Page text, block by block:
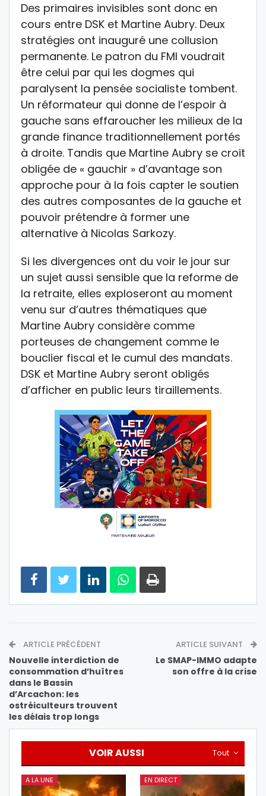
Des primaires invisibles sont donc en
cours entre DSK et Martine Aubry. Deux
stratégies ont inauguré une collusion
permanente. Le patron du FMI voudrait
être celui par qui les dogmes qui
paralysent la pensée socialiste tombent.
Un réformateur qui donne de l’espoir à
gauche sans effaroucher les milieux de la
grande finance traditionnellement portés
à droite. Tandis que Martine Aubry se croit
obligée de « gauchir » d’avantage son
approche pour à la fois capter le soutien
des autres composantes de la gauche et
pouvoir prétendre à former une
alternative à Nicolas Sarkozy.
Si les divergences ont du voir le jour sur
un sujet aussi sensible que la reforme de
la retraite, elles exploseront au moment
venu sur d’autres thématiques que
Martine Aubry considère comme
porteuses de changement comme le
bouclier fiscal et le cumul des mandats.
DSK et Martine Aubry seront obligés
d’afficher en public leurs tiraillements.
ARTICLE PRÉCÉDENT
Nouvelle interdiction de
consommation d’huîtres
dans le Bassin
d’Arcachon: les
ostréiculteurs trouvent
les délais trop longs
ARTICLE SUIVANT
Le SMAP-IMMO adapte
son offre à la crise
Tout
VOIR AUSSI
A LA UNE EN DIRECT